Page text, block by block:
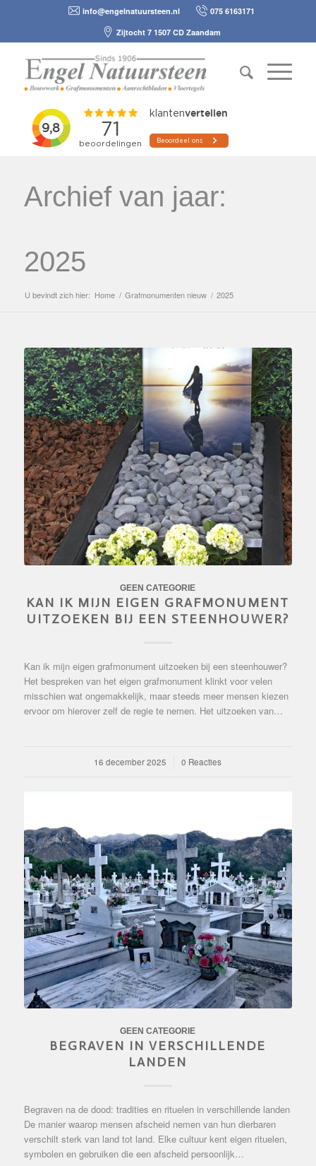
info@engelnatuursteen.nl
075 6163171
Zijtocht 7 1507 CD Zaandam
Archief van jaar:
2025
U bevindt zich hier: Home / Grafmonumenten nieuw / 2025
GEEN CATEGORIE
KAN IK MIJN EIGEN GRAFMONUMENT
UITZOEKEN BIJ EEN STEENHOUWER?
Kan ik mijn eigen grafmonument uitzoeken bij een steenhouwer?
Het bespreken van het eigen grafmonument klinkt voor velen
misschien wat ongemakkelijk, maar steeds meer mensen kiezen
ervoor om hierover zelf de regie te nemen. Het uitzoeken van…
16 december 2025
/ 0 Reacties
GEEN CATEGORIE
BEGRAVEN IN VERSCHILLENDE
LANDEN
Begraven na de dood: tradities en rituelen in verschillende landen
De manier waarop mensen afscheid nemen van hun dierbaren
verschilt sterk van land tot land. Elke cultuur kent eigen rituelen,
symbolen en gebruiken die een afscheid persoonlijk…